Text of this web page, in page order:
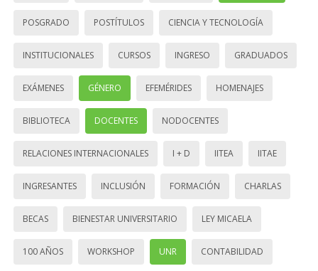
POSGRADO POSTÍTULOS CIENCIA Y TECNOLOGÍA
INSTITUCIONALES CURSOS INGRESO GRADUADOS
EXÁMENES GÉNERO EFEMÉRIDES HOMENAJES
BIBLIOTECA DOCENTES NODOCENTES
RELACIONES INTERNACIONALES I + D IITEA IITAE
INGRESANTES INCLUSIÓN FORMACIÓN CHARLAS
BECAS BIENESTAR UNIVERSITARIO LEY MICAELA
100 AÑOS WORKSHOP UNR CONTABILIDAD